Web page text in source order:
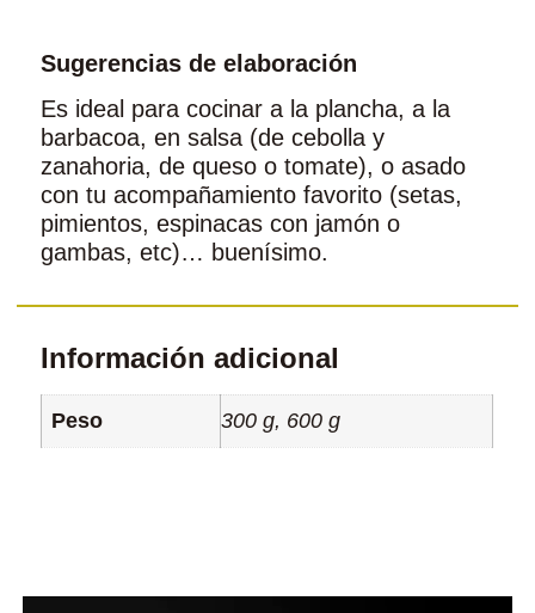
Sugerencias de elaboración
Es ideal para cocinar a la plancha, a la
barbacoa, en salsa (de cebolla y
zanahoria, de queso o tomate), o asado
con tu acompañamiento favorito (setas,
pimientos, espinacas con jamón o
gambas, etc)… buenísimo.
Información adicional
Peso 300 g, 600 g